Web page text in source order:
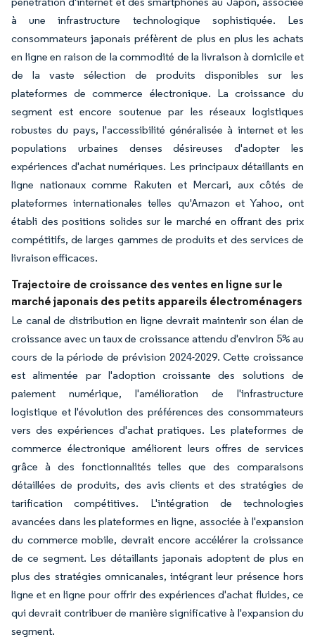
à une infrastructure technologique sophistiquée. Les
consommateurs japonais préfèrent de plus en plus les achats
en ligne en raison de la commodité de la livraison à domicile et
de la vaste sélection de produits disponibles sur les
plateformes de commerce électronique. La croissance du
segment est encore soutenue par les réseaux logistiques
robustes du pays, l'accessibilité généralisée à internet et les
populations urbaines denses désireuses d'adopter les
expériences d'achat numériques. Les principaux détaillants en
ligne nationaux comme Rakuten et Mercari, aux côtés de
plateformes internationales telles qu'Amazon et Yahoo, ont
établi des positions solides sur le marché en offrant des prix
compétitifs, de larges gammes de produits et des services de
livraison efficaces.
Trajectoire de croissance des ventes en ligne sur le
marché japonais des petits appareils électroménagers
Le canal de distribution en ligne devrait maintenir son élan de
croissance avec un taux de croissance attendu d'environ 5% au
cours de la période de prévision 2024-2029. Cette croissance
est alimentée par l'adoption croissante des solutions de
paiement numérique, l'amélioration de l'infrastructure
logistique et l'évolution des préférences des consommateurs
vers des expériences d'achat pratiques. Les plateformes de
commerce électronique améliorent leurs offres de services
grâce à des fonctionnalités telles que des comparaisons
détaillées de produits, des avis clients et des stratégies de
tarification compétitives. L'intégration de technologies
avancées dans les plateformes en ligne, associée à l'expansion
du commerce mobile, devrait encore accélérer la croissance
de ce segment. Les détaillants japonais adoptent de plus en
plus des stratégies omnicanales, intégrant leur présence hors
ligne et en ligne pour offrir des expériences d'achat fluides, ce
qui devrait contribuer de manière significative à l'expansion du
segment.